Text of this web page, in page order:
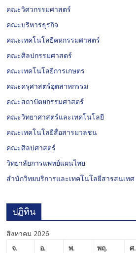
คณะวิศวกรรมศาสตร์
คณะบริหารธุรกิจ
คณะเทคโนโลยีคหกรรมศาสตร์
คณะศิลปกรรมศาสตร์
คณะเทคโนโลยีการเกษตร
คณะครุศาสตร์อุตสาหกรรม
คณะสถาปัตยกรรมศาสตร์
คณะวิทยาศาสตร์และเทคโนโลยี
คณะเทคโนโลยีสื่อสารมวลชน
คณะศิลปศาสตร์
วิทยาลัยการแพทย์แผนไทย
สำนักวิทยบริการและเทคโนโลยีสารสนเทศ
ปฏิทิน
สิงหาคม 2026
จ.
อ. พ. พฤ. ศ.